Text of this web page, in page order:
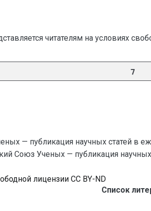
читателям на условиях
7
— публикация научных статей в
Союз Ученых — публикация
лицензии CC BY-ND
Список